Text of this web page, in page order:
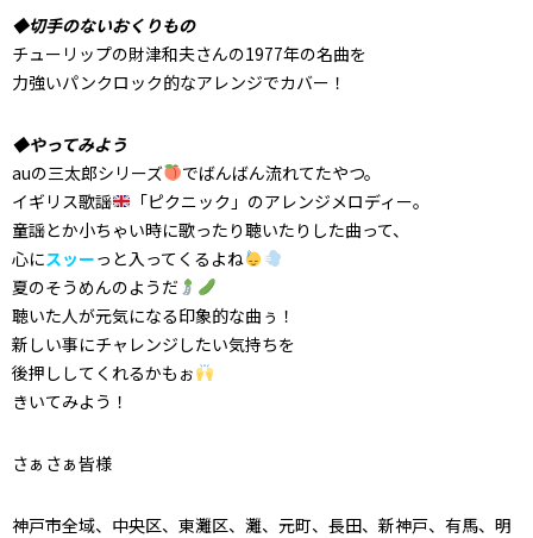
◆切手のないおくりもの
チューリップの財津和夫さんの1977年の名曲を
力強いパンクロック的なアレンジでカバー！
◆やってみよう
auの三太郎シリーズ
でばんばん流れてたやつ。
イギリス歌謡
「ピクニック」のアレンジメロディー。
童謡とか小ちゃい時に歌ったり聴いたりした曲って、
心にスッーっと入ってくるよね
夏のそうめんのようだ
聴いた人が元気になる印象的な曲ぅ！
新しい事にチャレンジしたい気持ちを
後押ししてくれるかもぉ
きいてみよう！
さぁさぁ皆様
神戸市全域、中央区、東灘区、灘、元町、長田、新神戸、有馬、明